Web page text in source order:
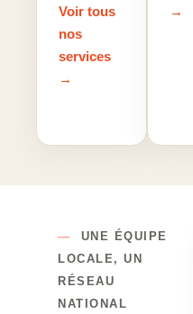
Voir tous
nos
services
→
→
— UNE ÉQUIPE
LOCALE, UN
RÉSEAU
NATIONAL